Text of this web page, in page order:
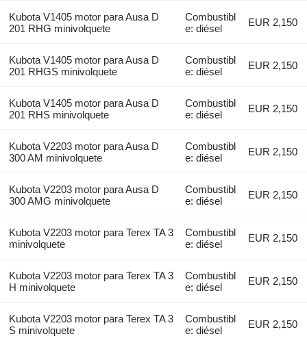
Kubota V1405 motor para Ausa D
201 RHG minivolquete
Combustibl
e: diésel
EUR 2,150
Kubota V1405 motor para Ausa D
201 RHGS minivolquete
Combustibl
e: diésel
EUR 2,150
Kubota V1405 motor para Ausa D
201 RHS minivolquete
Combustibl
e: diésel
EUR 2,150
Kubota V2203 motor para Ausa D
300 AM minivolquete
Combustibl
e: diésel
EUR 2,150
Kubota V2203 motor para Ausa D
300 AMG minivolquete
Combustibl
e: diésel
EUR 2,150
Kubota V2203 motor para Terex TA 3
minivolquete
Combustibl
e: diésel
EUR 2,150
Kubota V2203 motor para Terex TA 3
H minivolquete
Combustibl
e: diésel
EUR 2,150
Kubota V2203 motor para Terex TA 3
S minivolquete
Combustibl
e: diésel
EUR 2,150